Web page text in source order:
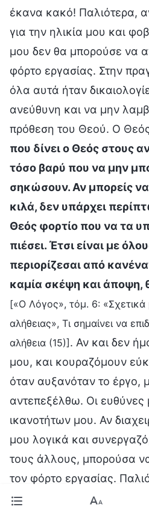
έκανα κακό! Παλιότερα,
για την ηλικία μου και
μου δεν θα μπορούσε να
φόρτο εργασίας. Στην
όλα αυτά ήταν
ανεύθυνη και να μην
πρόθεση του Θεού. Ο Θεός
που δίνει ο Θεός στους
τόσο βαρύ που να μην
σηκώσουν. Αν μπορείς
κιλά, δεν υπάρχει
Θεός φορτίο που να τα
πιέσει. Έτσι είναι με
περιορίζεσαι από
καμία σκέψη και άποψη,
[«Ο Λόγος», τόμ. 6: «Σχετικά
αλήθειας», Τι σημαίνει να
αλήθεια (15)]. Αν και δεν
μου, και κουραζόμουν
όταν αυξανόταν το έργο,
αντεπεξέλθω. Οι ευθύνες
ικανοτήτων μου. Αν
μου λογικά και
τους άλλους, μπορούσα
τον φόρτο εργασίας.
έτσι κυρίως επειδή ήμουν